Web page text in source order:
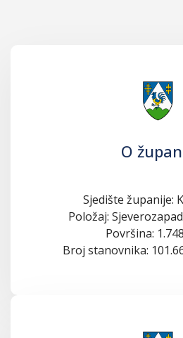
O
Sjedište županije:
Položaj:
Površina:
Broj stanovnika: